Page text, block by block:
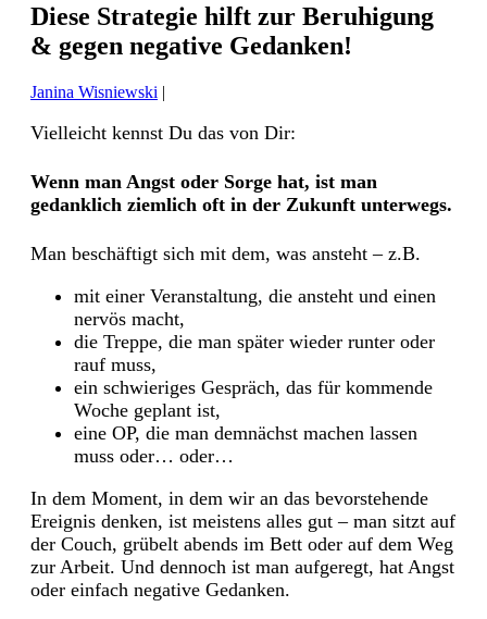
Diese Strategie hilft zur Beruhigung
& gegen negative Gedanken!
Janina Wisniewski |
Vielleicht kennst Du das von Dir:
Wenn man Angst oder Sorge hat, ist man
gedanklich ziemlich oft in der Zukunft unterwegs.
Man beschäftigt sich mit dem, was ansteht – z.B.
mit einer Veranstaltung, die ansteht und einen
nervös macht,
die Treppe, die man später wieder runter oder
rauf muss,
ein schwieriges Gespräch, das für kommende
Woche geplant ist,
eine OP, die man demnächst machen lassen
muss oder… oder…
In dem Moment, in dem wir an das bevorstehende
Ereignis denken, ist meistens alles gut – man sitzt auf
der Couch, grübelt abends im Bett oder auf dem Weg
zur Arbeit. Und dennoch ist man aufgeregt, hat Angst
oder einfach negative Gedanken.